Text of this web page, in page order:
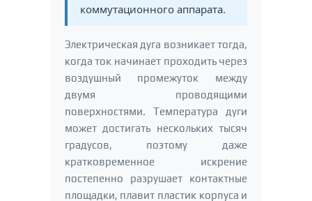
коммутационного аппарата.
Электрическая дуга возникает тогда,
когда ток начинает проходить через
воздушный промежуток между
двумя проводящими
поверхностями. Температура дуги
может достигать нескольких тысяч
градусов, поэтому даже
кратковременное искрение
постепенно разрушает контактные
площадки, плавит пластик корпуса и